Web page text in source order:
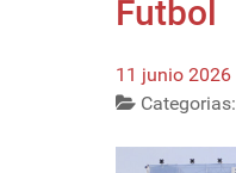
Futbol
11 junio 2026
Categorias: